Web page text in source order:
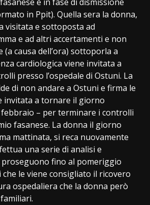
in Ppit). Quella sera la donna,
visitata e sottoposta ad
e ad altri accertamenti e non
(a causa dell’ora) sottoporla a
cardiologica viene invitata a
presso l’ospedale di Ostuni. La
di non andare a Ostuni e firma le
invitata a tornare il giorno
febbraio – per terminare i controlli
fasanese. La donna il giorno
mattinata, si reca nuovamente
una serie di analisi e
proseguono fino al pomeriggio
le viene consigliato il ricovero
ospedaliera che la donna però